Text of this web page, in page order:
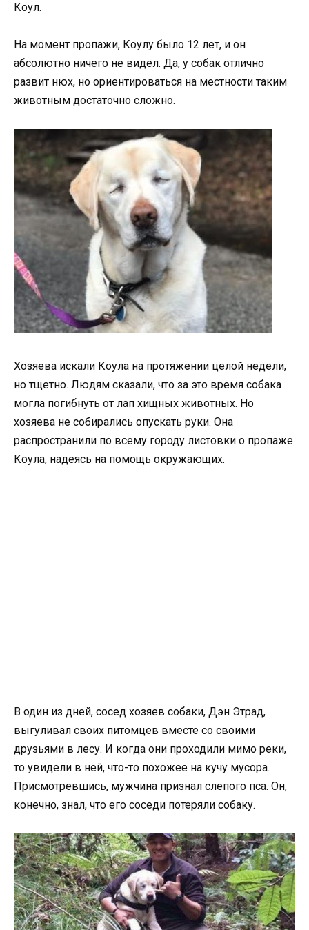
Коул.
На момент пропажи, Коулу было 12 лет, и он
абсолютно ничего не видел. Да, у собак отлично
развит нюх, но ориентироваться на местности таким
животным достаточно сложно.
Хозяева искали Коула на протяжении целой недели,
но тщетно. Людям сказали, что за это время собака
могла погибнуть от лап хищных животных. Но
хозяева не собирались опускать руки. Она
распространили по всему городу листовки о пропаже
Коула, надеясь на помощь окружающих.
В один из дней, сосед хозяев собаки, Дэн Этрад,
выгуливал своих питомцев вместе со своими
друзьями в лесу. И когда они проходили мимо реки,
то увидели в ней, что-то похожее на кучу мусора.
Присмотревшись, мужчина признал слепого пса. Он,
конечно, знал, что его соседи потеряли собаку.